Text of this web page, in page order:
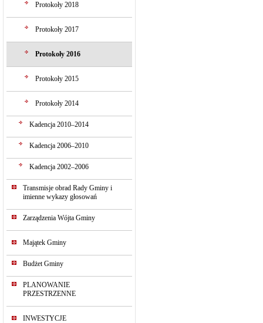
Protokoły 2018
Protokoły 2017
Protokoły 2016
Protokoły 2015
Protokoły 2014
Kadencja 2010–2014
Kadencja 2006–2010
Kadencja 2002–2006
Transmisje obrad Rady Gminy i
imienne wykazy głosowań
Zarządzenia Wójta Gminy
Majątek Gminy
Budżet Gminy
PLANOWANIE
PRZESTRZENNE
INWESTYCJE